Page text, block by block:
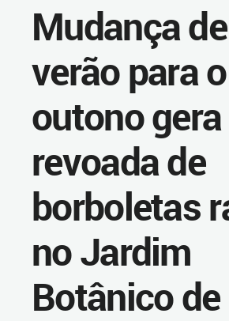
Mudança de
verão para o
outono gera
revoada de
borboletas
no Jardim
Botânico de